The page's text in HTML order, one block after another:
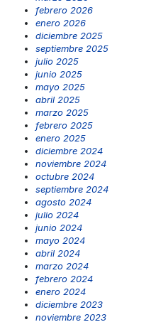
febrero 2026
enero 2026
diciembre 2025
septiembre 2025
julio 2025
junio 2025
mayo 2025
abril 2025
marzo 2025
febrero 2025
enero 2025
diciembre 2024
noviembre 2024
octubre 2024
septiembre 2024
agosto 2024
julio 2024
junio 2024
mayo 2024
abril 2024
marzo 2024
febrero 2024
enero 2024
diciembre 2023
noviembre 2023